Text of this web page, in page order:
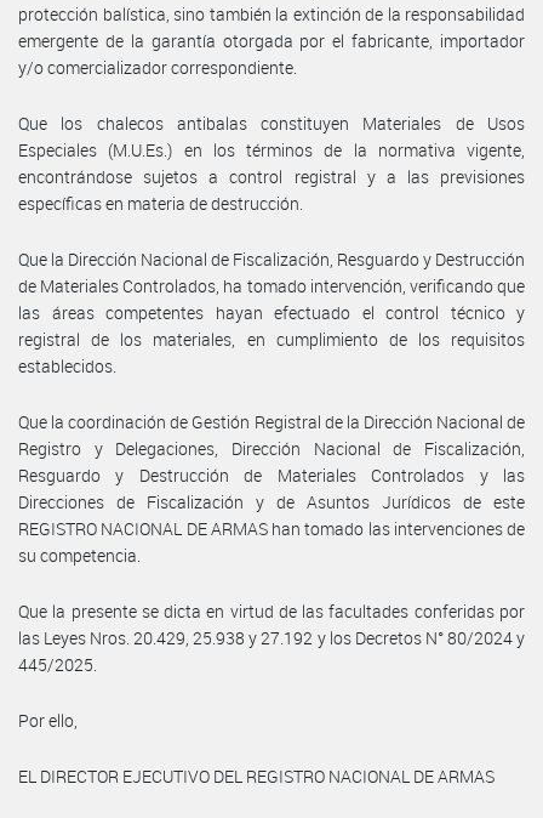
protección balística, sino también la extinción de la responsabilidad
emergente de la garantía otorgada por el fabricante, importador
y/o comercializador correspondiente.
Que los chalecos antibalas constituyen Materiales de Usos
Especiales (M.U.Es.) en los términos de la normativa vigente,
encontrándose sujetos a control registral y a las previsiones
específicas en materia de destrucción.
Que la Dirección Nacional de Fiscalización, Resguardo y Destrucción
de Materiales Controlados, ha tomado intervención, verificando que
las áreas competentes hayan efectuado el control técnico y
registral de los materiales, en cumplimiento de los requisitos
establecidos.
Que la coordinación de Gestión Registral de la Dirección Nacional de
Registro y Delegaciones, Dirección Nacional de Fiscalización,
Resguardo y Destrucción de Materiales Controlados y las
Direcciones de Fiscalización y de Asuntos Jurídicos de este
REGISTRO NACIONAL DE ARMAS han tomado las intervenciones de
su competencia.
Que la presente se dicta en virtud de las facultades conferidas por
las Leyes Nros. 20.429, 25.938 y 27.192 y los Decretos N° 80/2024 y
445/2025.
Por ello,
EL DIRECTOR EJECUTIVO DEL REGISTRO NACIONAL DE ARMAS